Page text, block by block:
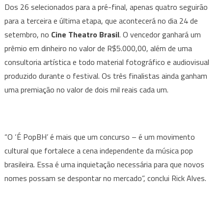
Dos 26 selecionados para a pré-final, apenas quatro seguirão
para a terceira e última etapa, que acontecerá no dia 24 de
setembro, no Cine Theatro Brasil. O vencedor ganhará um
prêmio em dinheiro no valor de R$5.000,00, além de uma
consultoria artística e todo material fotográfico e audiovisual
produzido durante o festival. Os três finalistas ainda ganham
uma premiação no valor de dois mil reais cada um.
“O ‘É PopBH’ é mais que um concurso – é um movimento
cultural que fortalece a cena independente da música pop
brasileira. Essa é uma inquietação necessária para que novos
nomes possam se despontar no mercado”, conclui Rick Alves.